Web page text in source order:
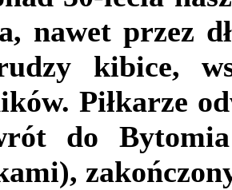
nawet przez
kibice,
Piłkarze
do